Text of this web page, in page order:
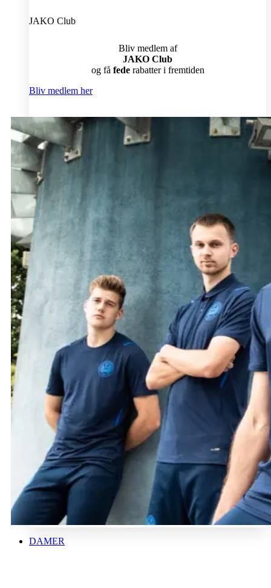
JAKO Club
Bliv medlem af
JAKO Club
og få federabatter i fremtiden
Bliv medlem her
DAMER